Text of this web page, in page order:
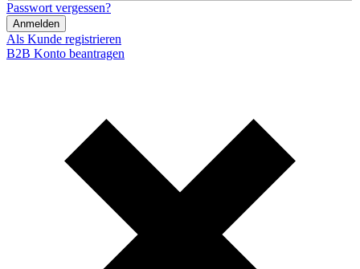
Passwort vergessen?
Anmelden
Als Kunde registrieren
B2B Konto beantragen